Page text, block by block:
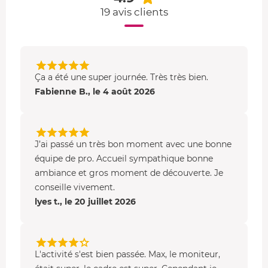
Communication: langage des signes
identification de repères visuels
Manœuvre de Valsalva: décompresser les oreilles
sous l'eau pour évacuer la tension
19 avis clients
Ça a été une super journée. Très très bien.
Fabienne B., le 4 août 2026
J’ai passé un très bon moment avec une bonne
équipe de pro. Accueil sympathique bonne
ambiance et gros moment de découverte. Je
conseille vivement.
lyes t., le 20 juillet 2026
L'activité s'est bien passée. Max, le moniteur,